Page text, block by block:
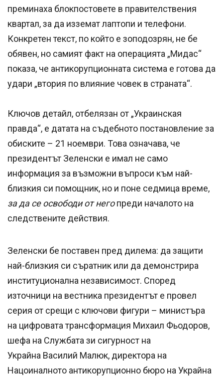
преминаха блокпостовете в правителствения
квартал, за да изземат лаптопи и телефони.
Конкретен текст, по който е зоподозрян, не бе
обявен, но самият факт на операцията „Мидас“
показа, че антикорупционната система е готова да
удари „втория по влияние човек в страната“.
Ключов детайл, отбелязан от „Украинская
правда“, е датата на съдебното постановление за
обиските – 21 ноември. Това означава, че
президентът Зеленски е имал не само
информация за възможни въпроси към най-
близкия си помощник, но и поне седмица време,
за да се освободи от негопреди началото на
следствените действия.
Зеленски бе поставен пред дилема: да защити
най-близкия си съратник или да демонстрира
институционална независимост. Според
източници на вестника президентът е провел
серия от срещи с ключови фигури – министъра
на цифровата трансформация Михаил Фьодоров,
шефа на Службата зи сигурност на
Украйна Василий Малюк, директора на
Нацоиналното антикорупционно бюро на Украйна